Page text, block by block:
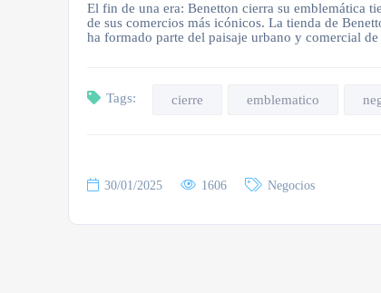
El fin de una era: Benetton cierra su emblemática
de sus comercios más icónicos. La tienda de
ha formado parte del paisaje urbano y comercial
Tags: cierre emblematico
30/01/2025 1606 Negocios